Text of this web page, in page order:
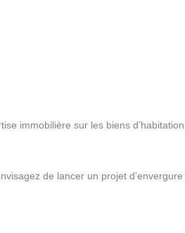
immobilière sur les biens
de lancer un projet